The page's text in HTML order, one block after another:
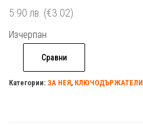
5.90 лв. (€3.02)
Изчерпан
Сравни
Категории: ЗА НЕЯ, КЛЮЧОДЪРЖАТЕЛИ